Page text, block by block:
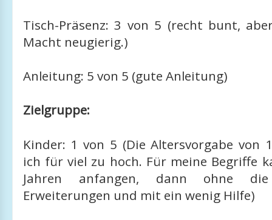
Tisch-Präsenz: 3 von 5 (recht bunt,
Macht neugierig.)
Anleitung: 5 von 5 (gute Anleitung)
Zielgruppe:
Kinder: 1 von 5 (Die Altersvorgabe von
ich für viel zu hoch. Für meine Begriffe
Jahren anfangen, dann ohne die
Erweiterungen und mit ein wenig Hilfe)